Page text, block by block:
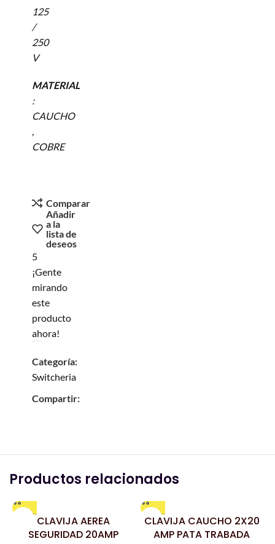
125
/
250
V
MATERIAL
:
CAUCHO
,
COBRE
Comparar
Añadir
a la
lista de
deseos
5
¡Gente
mirando
este
producto
ahora!
Categoría:
Switcheria
Compartir:
Productos relacionados
CLAVIJA AEREA
SEGURIDAD 20AMP
CLAVIJA CAUCHO 2X20
AMP PATA TRABADA